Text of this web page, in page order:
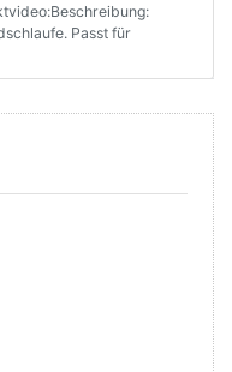
Passt für